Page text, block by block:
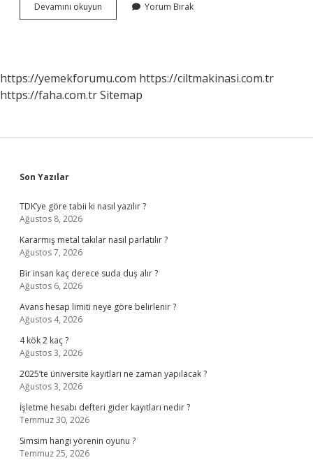
Devamını okuyun
Trafosu
Yorum Bırak
https://yemekforumu.com https://ciltmakinasi.com.tr
https://faha.com.trSitemap
Sidebar
Son Yazılar
TDK’ye göre tabii ki nasıl yazılır ?
Ağustos 8, 2026
Kararmış metal takılar nasıl parlatılır ?
Ağustos 7, 2026
Bir insan kaç derece suda duş alır ?
Ağustos 6, 2026
Avans hesap limiti neye göre belirlenir ?
Ağustos 4, 2026
4 kök 2 kaç ?
Ağustos 3, 2026
2025’te üniversite kayıtları ne zaman yapılacak ?
Ağustos 3, 2026
İşletme hesabı defteri gider kayıtları nedir ?
Temmuz 30, 2026
Simsim hangi yörenin oyunu ?
Temmuz 25, 2026